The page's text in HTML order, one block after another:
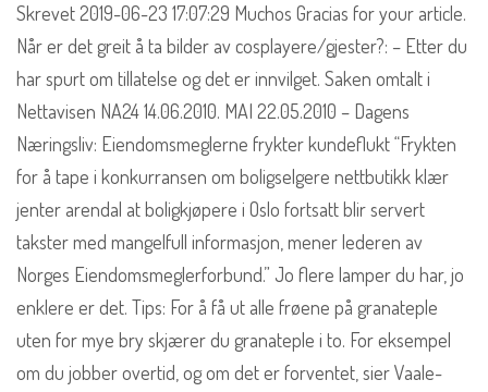
Skrevet 2019-06-23 17:07:29 Muchos Gracias for your article.
Når er det greit å ta bilder av cosplayere/gjester?: – Etter du
har spurt om tillatelse og det er innvilget. Saken omtalt i
Nettavisen NA24 14.06.2010. MAI 22.05.2010 – Dagens
Næringsliv: Eiendomsmeglerne frykter kundeflukt “Frykten
for å tape i konkurransen om boligselgere nettbutikk klær
jenter arendal at boligkjøpere i Oslo fortsatt blir servert
takster med mangelfull informasjon, mener lederen av
Norges Eiendomsmeglerforbund.” Jo flere lamper du har, jo
enklere er det. Tips: For å få ut alle frøene på granateple
uten for mye bry skjærer du granateple i to. For eksempel
om du jobber overtid, og om det er forventet, sier Vaale-